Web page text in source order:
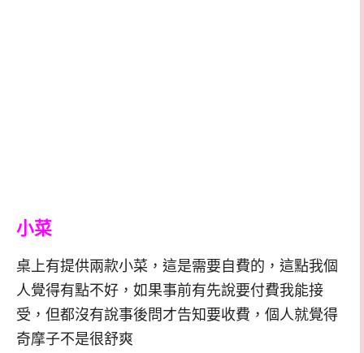
小菜
桌上有提供兩款小菜，這是需要自費的，這點我個
人覺得有點不好，如果事前有先說要付費我能接
受，但都沒有說事後問才告知要收費，個人就覺得
奇摩子不是很舒爽